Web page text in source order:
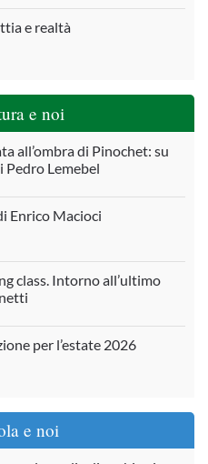
e realtà
e noi
all’ombra di Pinochet: su
Pedro Lemebel
Enrico Macioci
class. Intorno all’ultimo
per l’estate 2026
e noi